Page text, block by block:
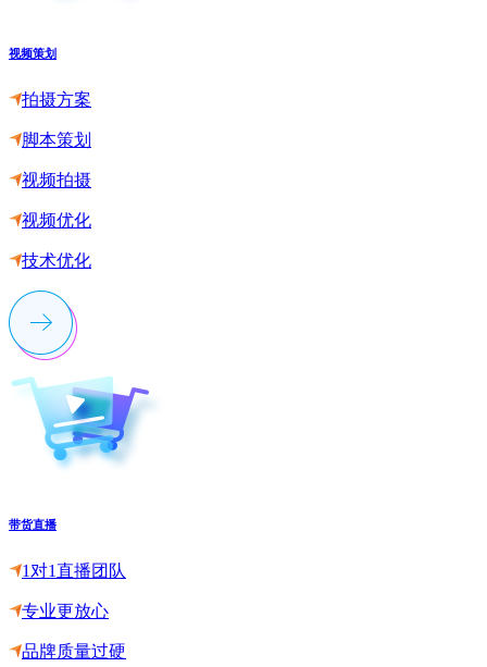
视频策划
拍摄方案
脚本策划
视频拍摄
视频优化
技术优化
带货直播
1对1直播团队
专业更放心
品牌质量过硬